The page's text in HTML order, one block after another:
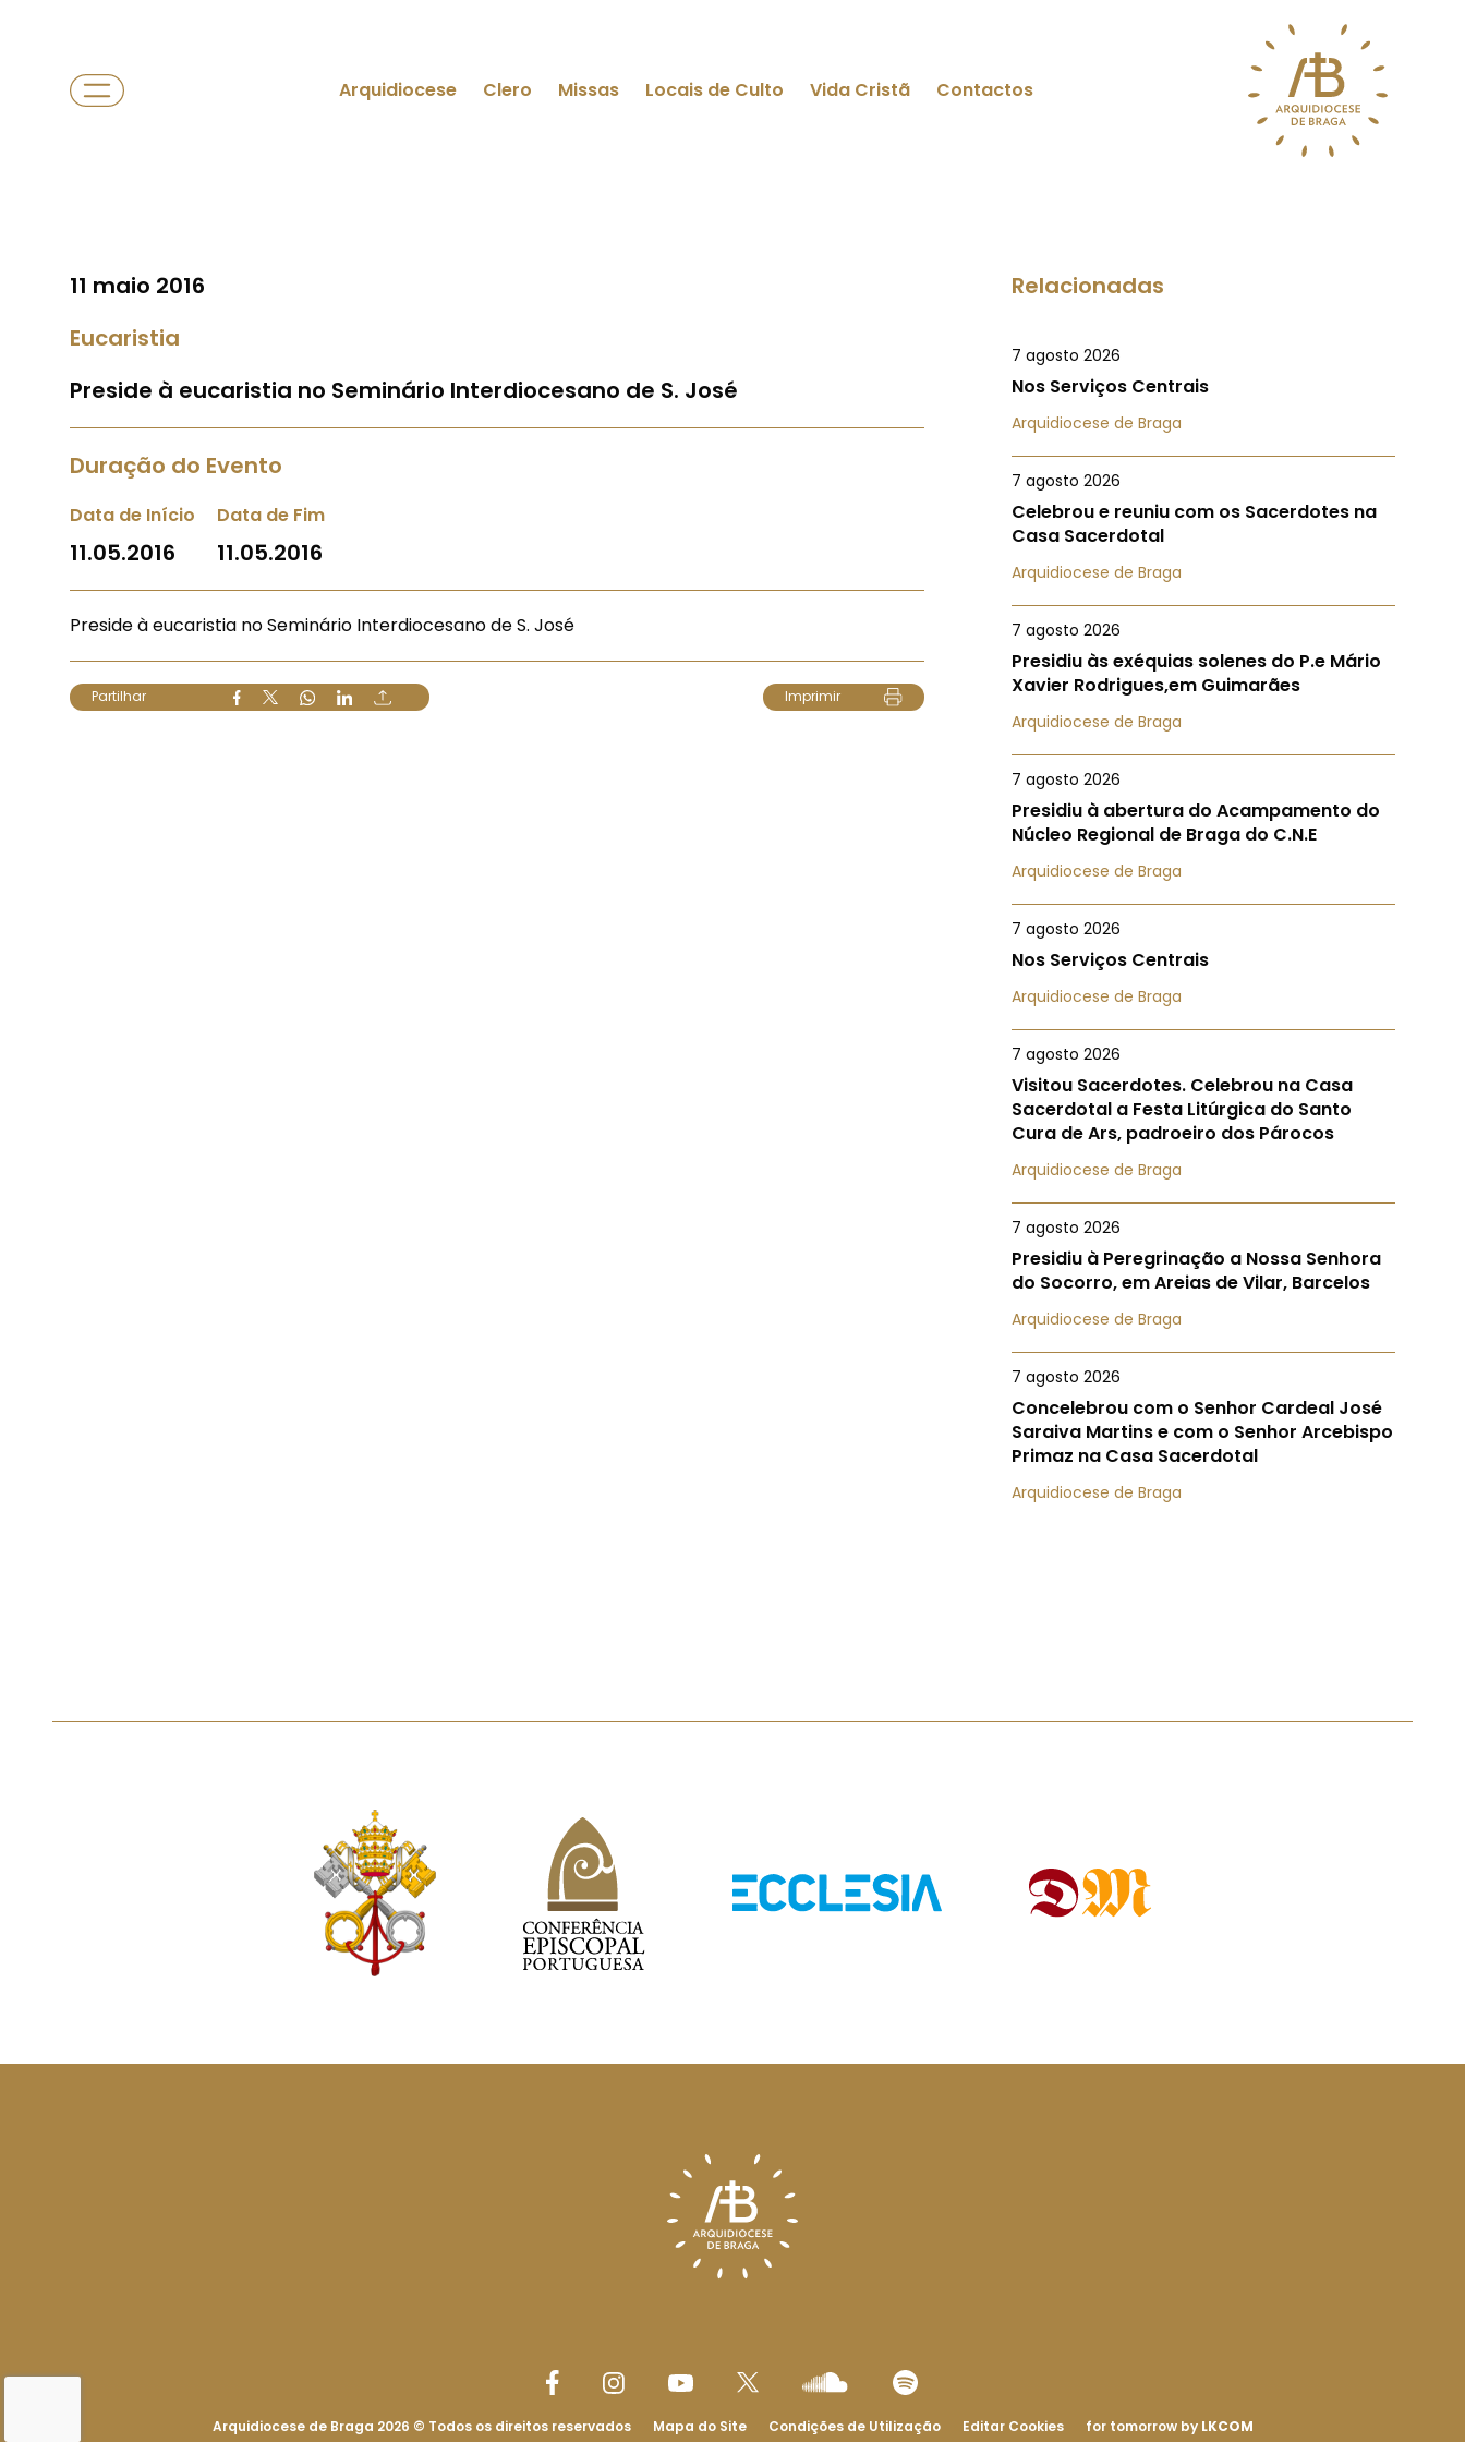
Arquidiocese Clero Missas Locais de Culto Vida Cristã Contactos
11 maio 2016
Eucaristia
Preside à eucaristia no Seminário Interdiocesano de S. José
Duração do Evento
Data de Início
11.05.2016
Data de Fim
11.05.2016
Preside à eucaristia no Seminário Interdiocesano de S. José
Partilhar Imprimir
Relacionadas
7 agosto 2026
Nos Serviços Centrais
Arquidiocese de Braga
7 agosto 2026
Celebrou e reuniu com os Sacerdotes na
Casa Sacerdotal
Arquidiocese de Braga
7 agosto 2026
Presidiu às exéquias solenes do P.e Mário
Xavier Rodrigues,em Guimarães
Arquidiocese de Braga
7 agosto 2026
Presidiu à abertura do Acampamento do
Núcleo Regional de Braga do C.N.E
Arquidiocese de Braga
7 agosto 2026
Nos Serviços Centrais
Arquidiocese de Braga
7 agosto 2026
Visitou Sacerdotes. Celebrou na Casa
Sacerdotal a Festa Litúrgica do Santo
Cura de Ars, padroeiro dos Párocos
Arquidiocese de Braga
7 agosto 2026
Presidiu à Peregrinação a Nossa Senhora
do Socorro, em Areias de Vilar, Barcelos
Arquidiocese de Braga
7 agosto 2026
Concelebrou com o Senhor Cardeal José
Saraiva Martins e com o Senhor Arcebispo
Primaz na Casa Sacerdotal
Arquidiocese de Braga
Arquidiocese de Braga 2026 © Todos os direitos reservados Mapa do Site Condições de Utilização Editar Cookies for tomorrow by LKCOM